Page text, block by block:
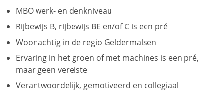
MBO werk- en denkniveau
Rijbewijs B, rijbewijs BE en/of C is een pré
Woonachtig in de regio Geldermalsen
Ervaring in het groen of met machines is een pré,
maar geen vereiste
Verantwoordelijk, gemotiveerd en collegiaal